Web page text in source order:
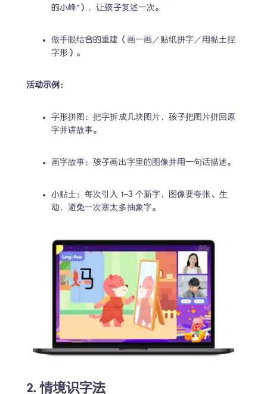
的小峰”），让孩子复述一次。
做手眼结合的重建（画一画／贴纸拼字／用黏土捏
字形）。
活动示例：
字形拼图：把字拆成几块图片，孩子把图片拼回原
字并讲故事。
画字故事：孩子画出字里的图像并用一句话描述。
小贴士：每次引入 1–3 个新字，图像要夸张、生
动，避免一次塞太多抽象字。
2. 情境识字法